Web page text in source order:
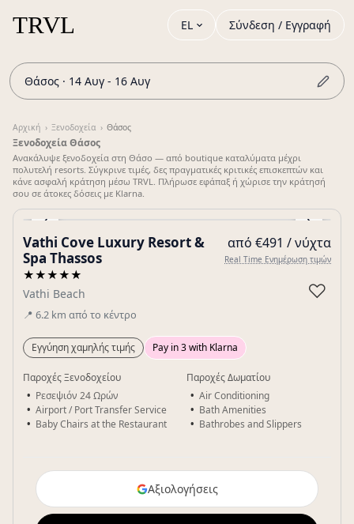
EL Σύνδεση / Εγγραφή
Θάσος · 14 Αυγ - 16 Αυγ
Αρχική › Ξενοδοχεία › Θάσος
Ξενοδοχεία Θάσος
Ανακάλυψε ξενοδοχεία στη Θάσο — από boutique καταλύματα μέχρι
πολυτελή resorts. Σύγκρινε τιμές, δες πραγματικές κριτικές επισκεπτών και
κάνε ασφαλή κράτηση μέσω TRVL. Πλήρωσε εφάπαξ ή χώρισε την κράτησή
σου σε άτοκες δόσεις με Klarna.
‹ ›
Gallery
Vathi Cove Luxury Resort &
Spa Thassos
★★★★★
Vathi Beach
📍 6.2 km από το κέντρο
από €491 / νύχτα
Real Time Ενημέρωση τιμών
♡
Εγγύηση χαμηλής τιμής Pay in 3 with Klarna
Παροχές Ξενοδοχείου
Ρεσεψιόν 24 Ωρών
Airport / Port Transfer Service
Baby Chairs at the Restaurant
Παροχές Δωματίου
Air Conditioning
Bath Amenities
Bathrobes and Slippers
Αξιολογήσεις